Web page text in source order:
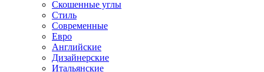
Скошенные углы
Стиль
Современные
Евро
Английские
Дизайнерские
Итальянские